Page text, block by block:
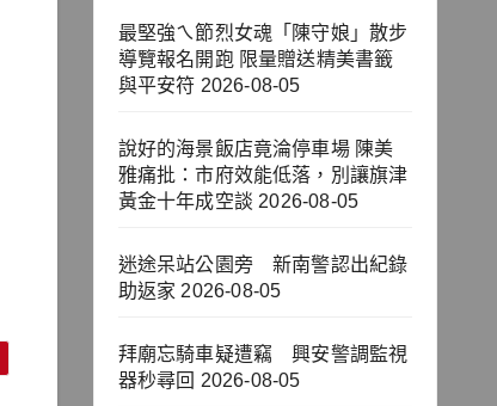
最堅強ㄟ節烈女魂「陳守娘」散步
導覽報名開跑 限量贈送精美書籤
與平安符 2026-08-05
說好的海景飯店竟淪停車場 陳美
雅痛批：市府效能低落，別讓旗津
黃金十年成空談 2026-08-05
迷途呆站公園旁 新南警認出紀錄
助返家 2026-08-05
拜廟忘騎車疑遭竊 興安警調監視
器秒尋回 2026-08-05